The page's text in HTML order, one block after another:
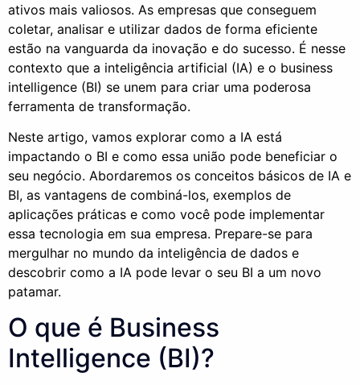
ativos mais valiosos. As empresas que conseguem
coletar, analisar e utilizar dados de forma eficiente
estão na vanguarda da inovação e do sucesso. É nesse
contexto que a inteligência artificial (IA) e o business
intelligence (BI) se unem para criar uma poderosa
ferramenta de transformação.
Neste artigo, vamos explorar como a IA está
impactando o BI e como essa união pode beneficiar o
seu negócio. Abordaremos os conceitos básicos de IA e
BI, as vantagens de combiná-los, exemplos de
aplicações práticas e como você pode implementar
essa tecnologia em sua empresa. Prepare-se para
mergulhar no mundo da inteligência de dados e
descobrir como a IA pode levar o seu BI a um novo
patamar.
O que é Business
Intelligence (BI)?